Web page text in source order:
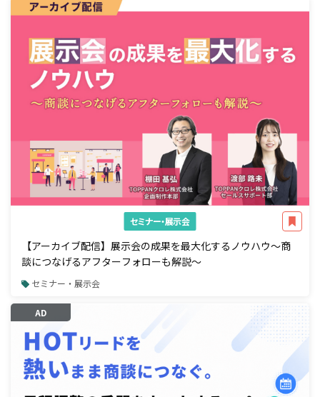
セミナー・展示会
【アーカイブ配信】展示会の成果を最大化するノウハウ～商
談につなげるアフターフォローも解説～
セミナー・展示会
AD